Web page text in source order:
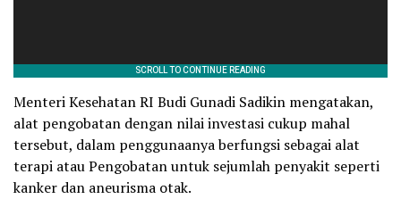
Menteri Kesehatan RI Budi Gunadi Sadikin mengatakan,
alat pengobatan dengan nilai investasi cukup mahal
tersebut, dalam penggunaanya berfungsi sebagai alat
terapi atau Pengobatan untuk sejumlah penyakit seperti
kanker dan aneurisma otak.